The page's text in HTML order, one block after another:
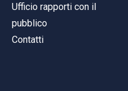
Ufficio rapporti con il
pubblico
Contatti